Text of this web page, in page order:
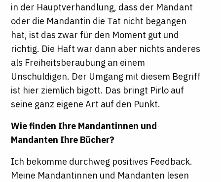
in der Hauptverhandlung, dass der Mandant
oder die Mandantin die Tat nicht begangen
hat, ist das zwar für den Moment gut und
richtig. Die Haft war dann aber nichts anderes
als Freiheitsberaubung an einem
Unschuldigen. Der Umgang mit diesem Begriff
ist hier ziemlich bigott. Das bringt Pirlo auf
seine ganz eigene Art auf den Punkt.
Wie finden Ihre Mandantinnen und
Mandanten Ihre Bücher?
Ich bekomme durchweg positives Feedback.
Meine Mandantinnen und Mandanten lesen